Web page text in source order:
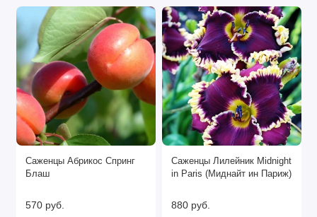
«Сад Экспресс 24» поможет воплотить ваши мечты
по созданию идеального сада в реальность. Мы Наш
ассортимент - это тысячи различных сортов, а также
эксклюзивы и новинки.
Саженцы Абрикос Спринг
Блаш
570 руб.
Саженцы Лилейник Midnight
in Paris (Миднайт ин Париж)
880 руб.